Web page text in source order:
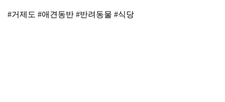
#거제도 #애견동반 #반려동물 #식당